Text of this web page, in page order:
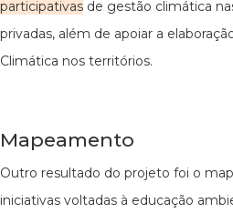
participativas de gestão climática
privadas, além de apoiar a
Climática nos territórios.
Mapeamento
Outro resultado do projeto foi o
iniciativas voltadas à educação